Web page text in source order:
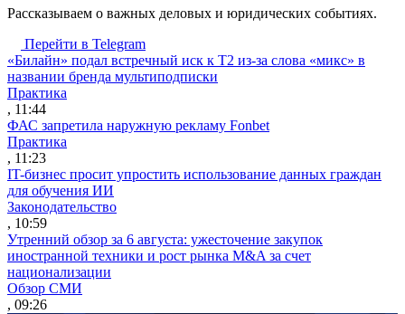
Рассказываем о важных деловых и юридических событиях.
Перейти в Telegram
«Билайн» подал встречный иск к Т2 из-за слова «микс» в
названии бренда мультиподписки
Практика
, 11:44
ФАС запретила наружную рекламу Fonbet
Практика
, 11:23
IT-бизнес просит упростить использование данных граждан
для обучения ИИ
Законодательство
, 10:59
Утренний обзор за 6 августа: ужесточение закупок
иностранной техники и рост рынка M&A за счет
национализации
Обзор СМИ
, 09:26